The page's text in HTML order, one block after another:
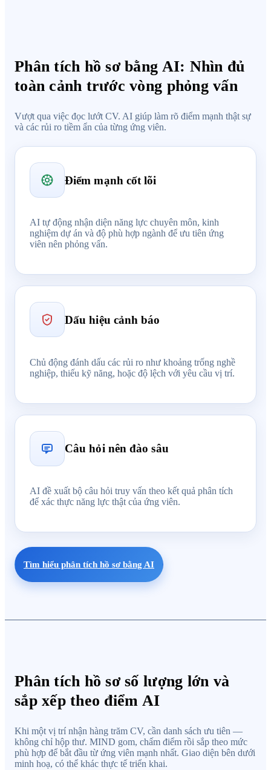
Phân tích hồ sơ bằng AI: Nhìn đủ
toàn cảnh trước vòng phỏng vấn
Vượt qua việc đọc lướt CV. AI giúp làm rõ điểm mạnh thật sự
và các rủi ro tiềm ẩn của từng ứng viên.
Điểm mạnh cốt lõi
AI tự động nhận diện năng lực chuyên môn, kinh
nghiệm dự án và độ phù hợp ngành để ưu tiên ứng
viên nên phỏng vấn.
Dấu hiệu cảnh báo
Chủ động đánh dấu các rủi ro như khoảng trống nghề
nghiệp, thiếu kỹ năng, hoặc độ lệch với yêu cầu vị trí.
Câu hỏi nên đào sâu
AI đề xuất bộ câu hỏi truy vấn theo kết quả phân tích
để xác thực năng lực thật của ứng viên.
Tìm hiểu phân tích hồ sơ bằng AI
Phân tích hồ sơ số lượng lớn và
sắp xếp theo điểm AI
Khi một vị trí nhận hàng trăm CV, cần danh sách ưu tiên —
không chỉ hộp thư. MIND gom, chấm điểm rồi sắp theo mức
phù hợp để bắt đầu từ ứng viên mạnh nhất. Giao diện bên dưới
minh hoạ, có thể khác thực tế triển khai.